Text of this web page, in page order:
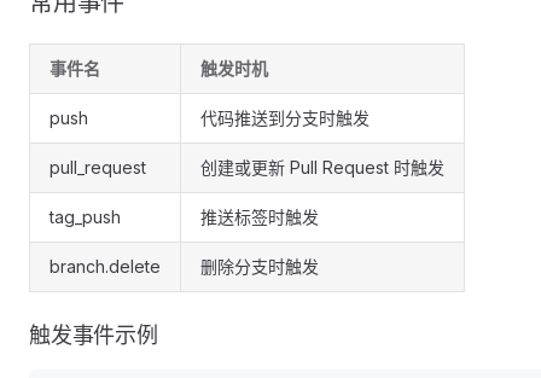
事件名 触发时机
push 代码推送到分支时触发
pull_request 创建或更新 Pull Request 时触发
tag_push 推送标签时触发
branch.delete 删除分支时触发
触发事件示例